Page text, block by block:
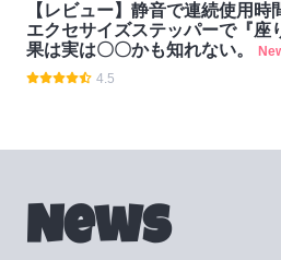
【レビュー】静音で連続使用
エクセサイズステッパーで『座
果は実は〇〇かも知れない。
4.5
News